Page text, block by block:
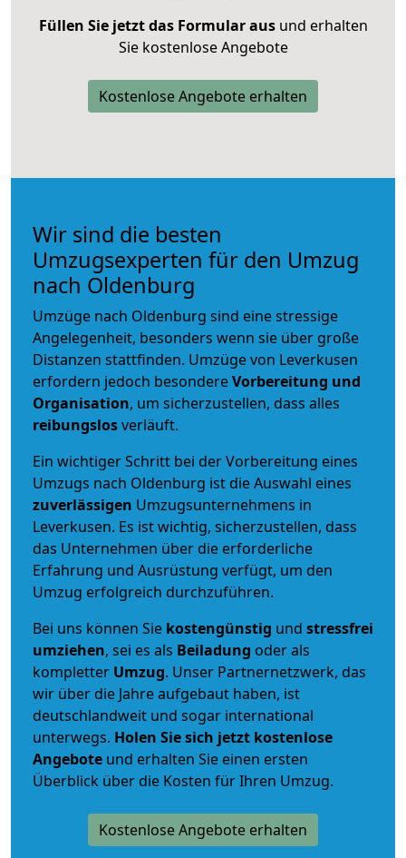
Füllen Sie jetzt das Formular ausund erhalten
Sie kostenlose Angebote
Kostenlose Angebote erhalten
Wir sind die besten
Umzugsexperten für den Umzug
nach Oldenburg
Umzüge nach Oldenburg sind eine stressige
Angelegenheit, besonders wenn sie über große
Distanzen stattfinden. Umzüge von Leverkusen
erfordern jedoch besondereVorbereitung und
Organisation, um sicherzustellen, dass alles
reibungslosverläuft.
Ein wichtiger Schritt bei der Vorbereitung eines
Umzugs nach Oldenburg ist die Auswahl eines
zuverlässigen Umzugsunternehmens in
Leverkusen. Es ist wichtig, sicherzustellen, dass
das Unternehmen über die erforderliche
Erfahrung und Ausrüstung verfügt, um den
Umzug erfolgreich durchzuführen.
Bei uns können Sie kostengünstig und stressfrei
umziehen, sei es als Beiladung oder als
kompletter Umzug. Unser Partnernetzwerk, das
wir über die Jahre aufgebaut haben, ist
deutschlandweit und sogar international
unterwegs. Holen Sie sich jetzt kostenlose
Angebote und erhalten Sie einen ersten
Überblick über die Kosten für Ihren Umzug.
Kostenlose Angebote erhalten